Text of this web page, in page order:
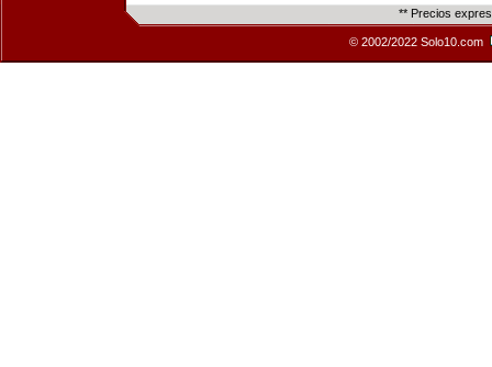
** Precios
© 2002/2022 Solo10.com